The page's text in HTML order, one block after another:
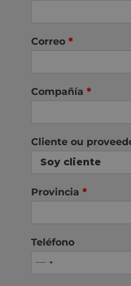
Correo *
Compañía *
Cliente ou
Provincia *
Teléfono